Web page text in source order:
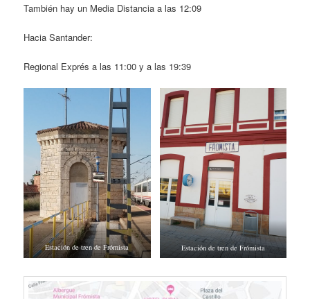
También hay un Media Distancia a las 12:09
Hacia Santander:
Regional Exprés a las 11:00 y a las 19:39
Estación de tren de Frómista Estación de tren de Frómista